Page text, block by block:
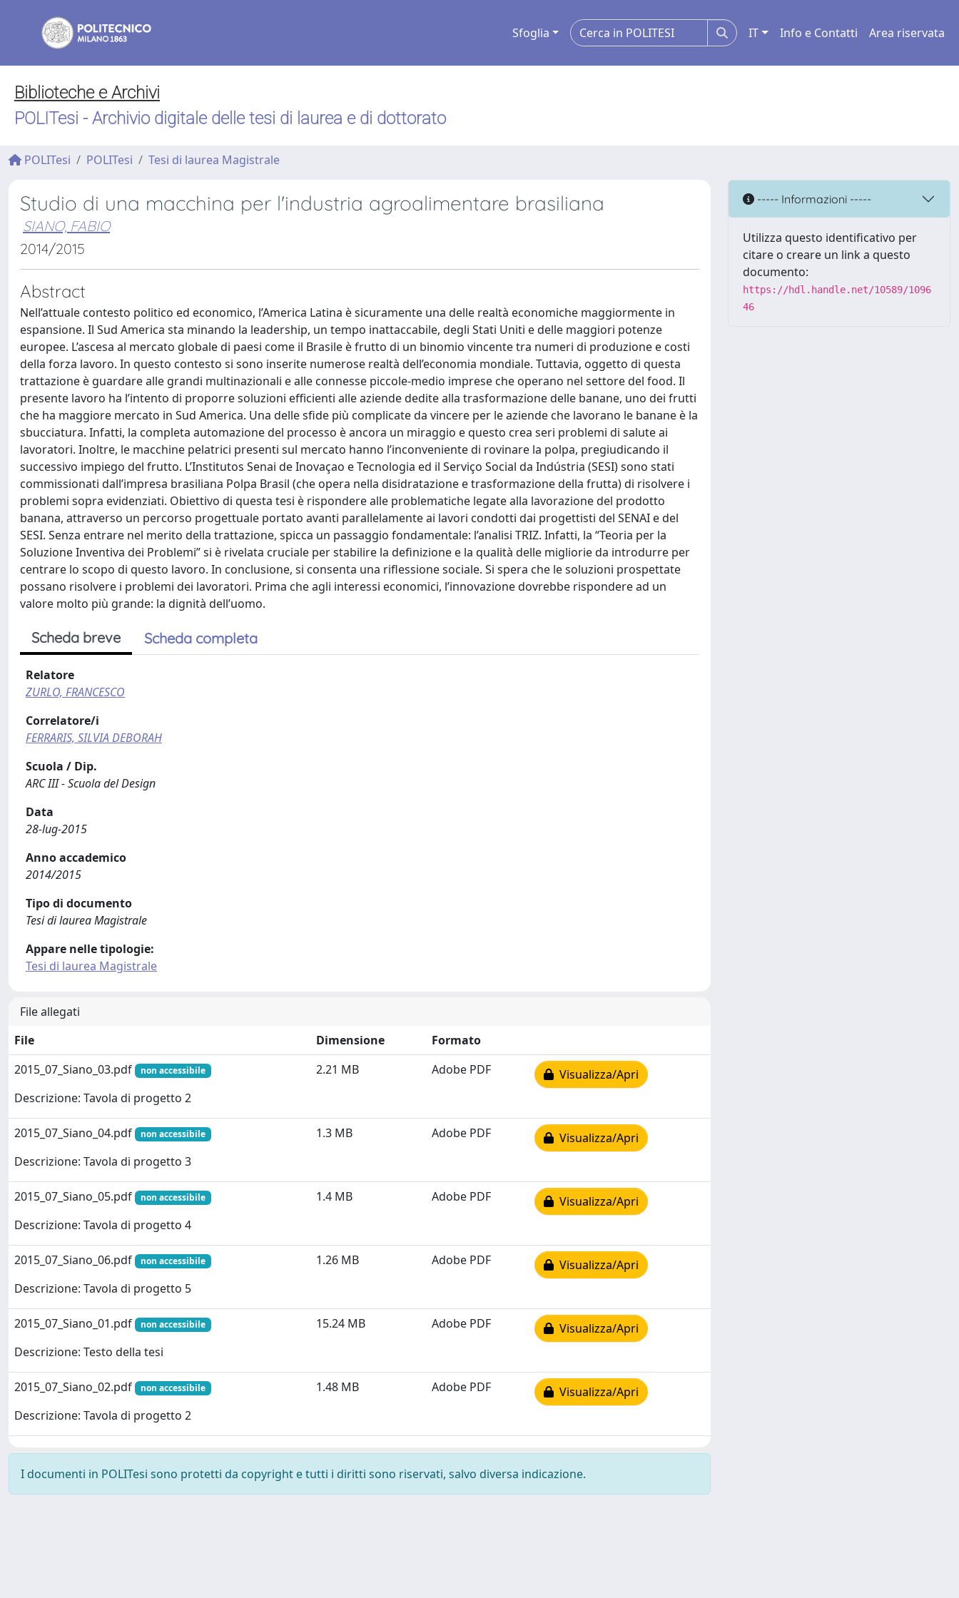
Sfoglia IT Info e Contatti Area riservata
Biblioteche e Archivi
POLITesi - Archivio digitale delle tesi di laurea e di dottorato
POLITesi POLITesi Tesi di laurea Magistrale
Studio di una macchina per l'industria agroalimentare brasiliana
SIANO, FABIO
2014/2015
Abstract
Nell’attuale contesto politico ed economico, l’America Latina è sicuramente una delle realtà economiche maggiormente in
espansione. Il Sud America sta minando la leadership, un tempo inattaccabile, degli Stati Uniti e delle maggiori potenze
europee. L’ascesa al mercato globale di paesi come il Brasile è frutto di un binomio vincente tra numeri di produzione e costi
della forza lavoro. In questo contesto si sono inserite numerose realtà dell’economia mondiale. Tuttavia, oggetto di questa
trattazione è guardare alle grandi multinazionali e alle connesse piccole-medio imprese che operano nel settore del food. Il
presente lavoro ha l’intento di proporre soluzioni efficienti alle aziende dedite alla trasformazione delle banane, uno dei frutti
che ha maggiore mercato in Sud America. Una delle sfide più complicate da vincere per le aziende che lavorano le banane è la
sbucciatura. Infatti, la completa automazione del processo è ancora un miraggio e questo crea seri problemi di salute ai
lavoratori. Inoltre, le macchine pelatrici presenti sul mercato hanno l’inconveniente di rovinare la polpa, pregiudicando il
successivo impiego del frutto. L’Institutos Senai de Inovaçao e Tecnologia ed il Serviço Social da Indústria (SESI) sono stati
commissionati dall’impresa brasiliana Polpa Brasil (che opera nella disidratazione e trasformazione della frutta) di risolvere i
problemi sopra evidenziati. Obiettivo di questa tesi è rispondere alle problematiche legate alla lavorazione del prodotto
banana, attraverso un percorso progettuale portato avanti parallelamente ai lavori condotti dai progettisti del SENAI e del
SESI. Senza entrare nel merito della trattazione, spicca un passaggio fondamentale: l’analisi TRIZ. Infatti, la “Teoria per la
Soluzione Inventiva dei Problemi” si è rivelata cruciale per stabilire la definizione e la qualità delle migliorie da introdurre per
centrare lo scopo di questo lavoro. In conclusione, si consenta una riflessione sociale. Si spera che le soluzioni prospettate
possano risolvere i problemi dei lavoratori. Prima che agli interessi economici, l’innovazione dovrebbe rispondere ad un
valore molto più grande: la dignità dell’uomo.
Scheda breve Scheda completa
Relatore
ZURLO, FRANCESCO
Correlatore/i
FERRARIS, SILVIA DEBORAH
Scuola / Dip.
ARC III - Scuola del Design
Data
28-lug-2015
Anno accademico
2014/2015
Tipo di documento
Tesi di laurea Magistrale
Appare nelle tipologie:
Tesi di laurea Magistrale
File allegati
File
Dimensione
Formato
2015_07_Siano_03.pdf
non accessibile
Descrizione: Tavola di progetto 2
2.21 MB Adobe PDF Visualizza/Apri
2015_07_Siano_04.pdf non accessibile
Descrizione: Tavola di progetto 3
1.3 MB Adobe PDF Visualizza/Apri
2015_07_Siano_05.pdf non accessibile
Descrizione: Tavola di progetto 4
1.4 MB Adobe PDF Visualizza/Apri
2015_07_Siano_06.pdf non accessibile
Descrizione: Tavola di progetto 5
1.26 MB Adobe PDF Visualizza/Apri
2015_07_Siano_01.pdf non accessibile
Descrizione: Testo della tesi
15.24 MB Adobe PDF Visualizza/Apri
2015_07_Siano_02.pdf non accessibile
Descrizione: Tavola di progetto 2
1.48 MB Adobe PDF Visualizza/Apri
I documenti in POLITesi sono protetti da copyright e tutti i diritti sono riservati, salvo diversa indicazione.
----- Informazioni -----
Utilizza questo identificativo per
citare o creare un link a questo
documento:
https://hdl.handle.net/10589/1096
46